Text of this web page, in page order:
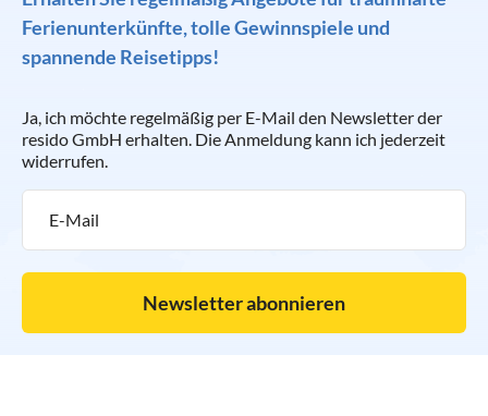
vielleicht buchen Sie deshalb eine Bootsfahrt in den lauen
Abendstunden.
Ferienunterkünfte, tolle Gewinnspiele und
spannende Reisetipps!
Ja, ich möchte regelmäßig per E-Mail den Newsletter der
resido GmbH erhalten. Die Anmeldung kann ich jederzeit
widerrufen.
Newsletter abonnieren